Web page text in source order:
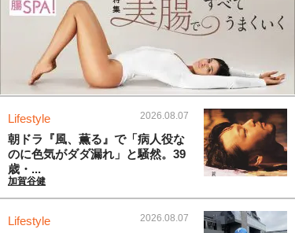
Lifestyle 2026.08.07
朝ドラ『風、薫る』で「病人役な
のに色気がダダ漏れ」と騒然。39
歳・...
加賀谷健
Lifestyle 2026.08.07